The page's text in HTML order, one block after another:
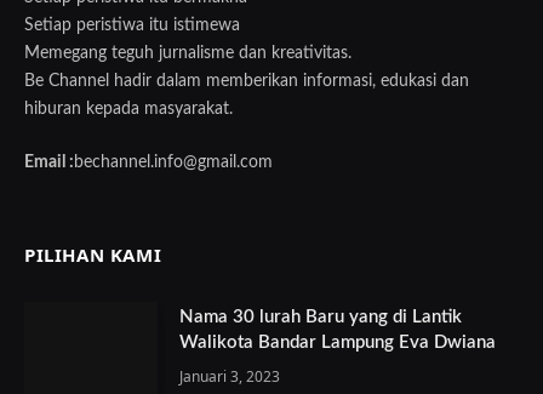
Setiap peristiwa itu istimewa
Memegang teguh jurnalisme dan kreativitas.
Be Channel hadir dalam memberikan informasi, edukasi dan
hiburan kepada masyarakat.
Email : bechannel.info@gmail.com
PILIHAN KAMI
Nama 30 lurah Baru yang di Lantik
Walikota Bandar Lampung Eva Dwiana
Januari 3, 2023